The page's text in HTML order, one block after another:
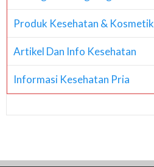
Produk Kesehatan & Kosmetik
Artikel Dan Info Kesehatan
Informasi Kesehatan Pria